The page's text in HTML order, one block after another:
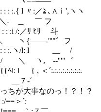
≧､∧ｉ',ヽヽ
＿ ￣ フ
ﾘ ﾋﾘ 斗
＼ ヽ{――‐'''"゛フ
/l: l __ ゞ/
/ ＼ ヽ, -‐'''"゛
, ＜´:.:.:.:.:.:.:.:.
／ __７‐´
ちが大事なのっ！？！？
´: